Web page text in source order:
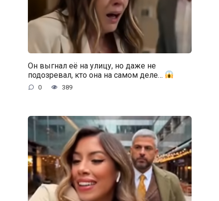
Он выгнал её на улицу, но даже не
подозревал, кто она на самом деле…
0 389